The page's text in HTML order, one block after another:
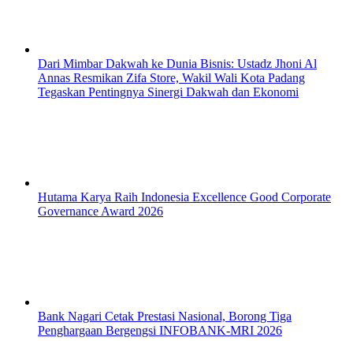
Dari Mimbar Dakwah ke Dunia Bisnis: Ustadz Jhoni Al
Annas Resmikan Zifa Store, Wakil Wali Kota Padang
Tegaskan Pentingnya Sinergi Dakwah dan Ekonomi
Hutama Karya Raih Indonesia Excellence Good Corporate
Governance Award 2026
Bank Nagari Cetak Prestasi Nasional, Borong Tiga
Penghargaan Bergengsi INFOBANK-MRI 2026